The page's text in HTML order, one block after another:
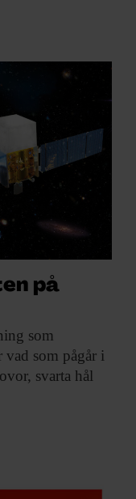
på
som
vad som pågår i
svarta hål